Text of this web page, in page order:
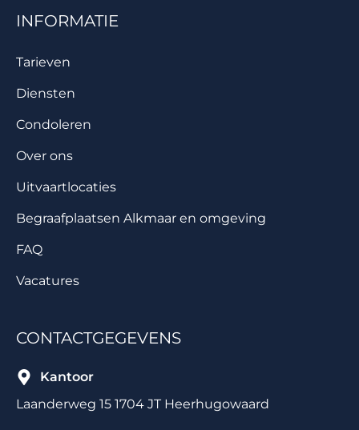
INFORMATIE
Tarieven
Diensten
Condoleren
Over ons
Uitvaartlocaties
Begraafplaatsen Alkmaar en omgeving
FAQ
Vacatures
CONTACTGEGEVENS
Kantoor
Laanderweg 15 1704 JT Heerhugowaard